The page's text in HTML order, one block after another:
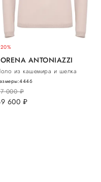
ANTONIAZZI
из кашемира и шелка
000руб.
600 руб.
4446